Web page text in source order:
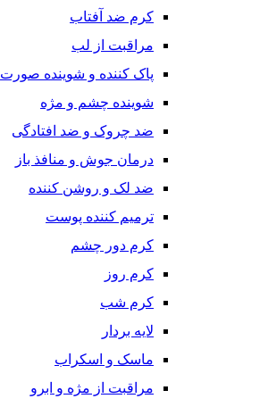
کرم ضد آفتاب
مراقبت از لب
پاک کننده و شوینده صورت
شوینده چشم و مژه
ضد چروک و ضد افتادگی
درمان جوش و منافذ باز
ضد لک و روشن کننده
ترمیم کننده پوست
کرم دور چشم
کرم روز
کرم شب
لایه بردار
ماسک و اسکراب
مراقبت از مژه و ابرو